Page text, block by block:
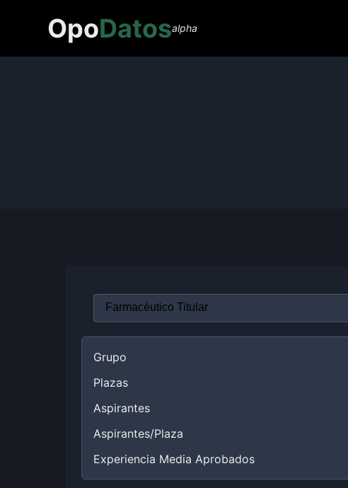
OpoDatosalpha
Grupo
Plazas
Aspirantes
Aspirantes/Plaza
Experiencia Media Aprobados